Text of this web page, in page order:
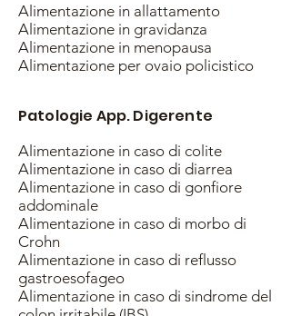
Alimentazione in allattamento
Alimentazione in gravidanza
Alimentazione in menopausa
Alimentazione per ovaio policistico
Patologie App. Digerente
Alimentazione in caso di colite
Alimentazione in caso di diarrea
Alimentazione in caso di gonfiore
addominale
Alimentazione in caso di morbo di
Crohn
Alimentazione in caso di reflusso
gastroesofageo
Alimentazione in caso di sindrome del